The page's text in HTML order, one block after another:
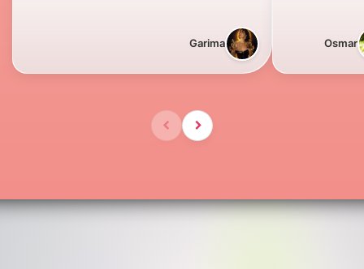
Garima Osmar